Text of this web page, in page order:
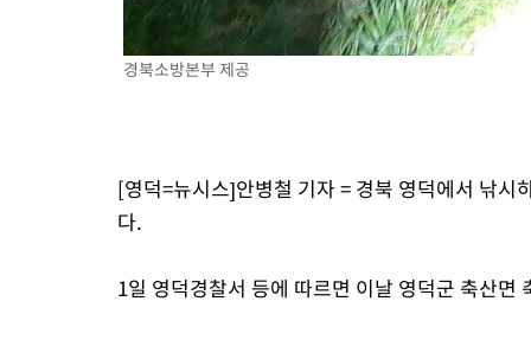
경북소방본부 제공
[영덕=뉴시스]안병철 기자 = 경북 영덕에서 낚시
다.
1일 영덕경찰서 등에 따르면 이날 영덕군 축산